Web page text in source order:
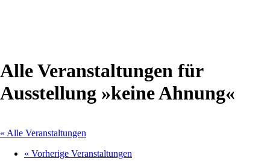
Alle Veranstaltungen für
Ausstellung »keine Ahnung«
« Alle Veranstaltungen
« Vorherige Veranstaltungen